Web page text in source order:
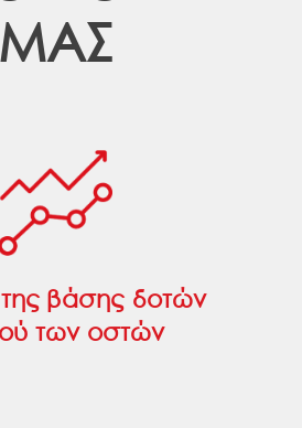
ΜΑΣ
βάσης δοτών
των οστών